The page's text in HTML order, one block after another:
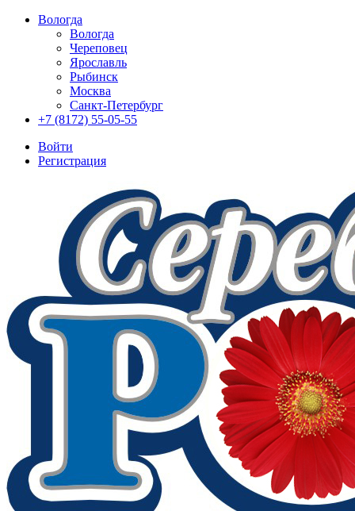
Вологда
Вологда
Череповец
Ярославль
Рыбинск
Москва
Санкт-Петербург
+7 (8172) 55-05-55
Войти
Регистрация